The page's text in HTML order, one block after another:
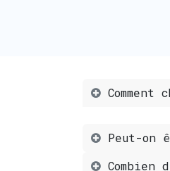
Peut-on